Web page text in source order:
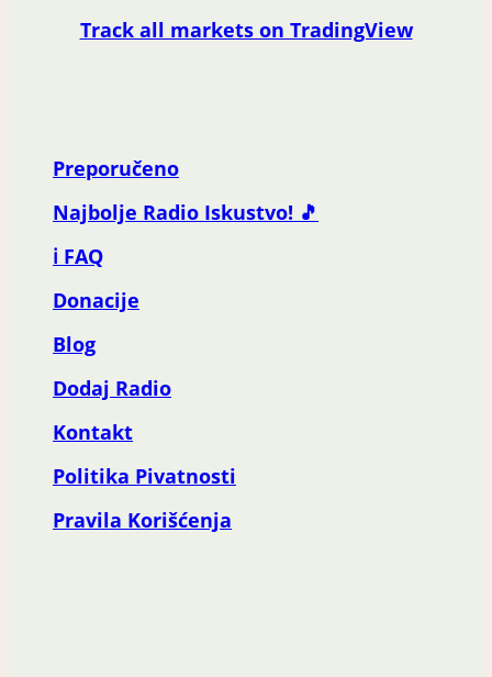
Track all markets on TradingView
Preporučeno
Najbolje Radio Iskustvo! 🎵
ℹ️ FAQ
Donacije
Blog
Dodaj Radio
Kontakt
Politika Pivatnosti
Pravila Korišćenja